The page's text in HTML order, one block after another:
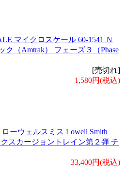
マイクロスケール 60-1541 Ｎ
（Amtrak） フェーズ３（Phase
[売切れ]
1,580円(税込)
ローウェルスミス Lowell Smith
クスカージョントレイン第２弾 チ
33,400円(税込)